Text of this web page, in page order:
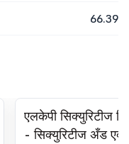
66.39
एलकेपी सिक्युरिटीज
- सिक्युरिटीज अँड